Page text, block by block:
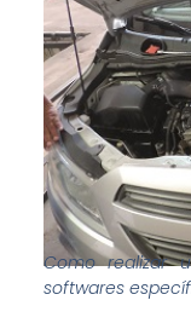
Como realizar
softwares